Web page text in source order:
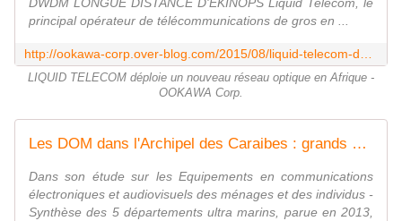
principal opérateur de télécommunications de gros en ...
LIQUID TELECOM déploie un nouveau réseau optique en Afrique -
OOKAWA Corp.
Les DOM dans l'Archipel des Caraibes : grands oubliés du plan France THD (tres haut debit) et de la Fibre ? Dare to be better ? OK ! - OOKAWA Corp.
Dans son étude sur les Equipements en communications
électroniques et audiovisuels des ménages et des individus -
Synthèse des 5 départements ultra marins, parue en 2013,